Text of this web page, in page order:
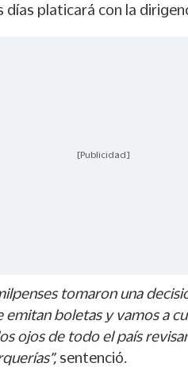
platicará con la
[Publicidad]
tomaron una
emitan boletas y vamos a
ojos de todo el país
sentenció.